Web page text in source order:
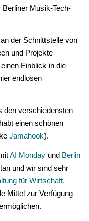
Musik-Tech-
der Schnittstelle von
und Projekte
Einblick in die
endlosen
den verschiedensten
einen schönen
Jamahook).
AI Monday und Berlin
und wir sind sehr
für Wirtschaft,
Mittel zur Verfügung